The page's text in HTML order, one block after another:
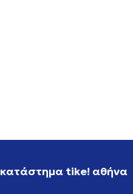
κατάστημα tike! αθήνα